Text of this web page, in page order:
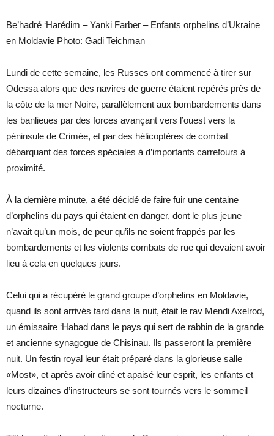
Be’hadré ‘Harédim – Yanki Farber – Enfants orphelins d’Ukraine
en Moldavie Photo: Gadi Teichman
Lundi de cette semaine, les Russes ont commencé à tirer sur
Odessa alors que des navires de guerre étaient repérés près de
la côte de la mer Noire, parallèlement aux bombardements dans
les banlieues par des forces avançant vers l’ouest vers la
péninsule de Crimée, et par des hélicoptères de combat
débarquant des forces spéciales à d’importants carrefours à
proximité.
À la dernière minute, a été décidé de faire fuir une centaine
d’orphelins du pays qui étaient en danger, dont le plus jeune
n’avait qu’un mois, de peur qu’ils ne soient frappés par les
bombardements et les violents combats de rue qui devaient avoir
lieu à cela en quelques jours.
Celui qui a récupéré le grand groupe d’orphelins en Moldavie,
quand ils sont arrivés tard dans la nuit, était le rav Mendi Axelrod,
un émissaire ‘Habad dans le pays qui sert de rabbin de la grande
et ancienne synagogue de Chisinau. Ils passeront la première
nuit. Un festin royal leur était préparé dans la glorieuse salle
«Most», et après avoir dîné et apaisé leur esprit, les enfants et
leurs dizaines d’instructeurs se sont tournés vers le sommeil
nocturne.